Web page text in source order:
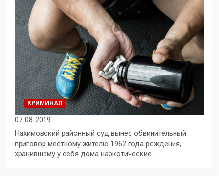
КРИМИНАЛ
07-08-2019
Нахимовский районный суд вынес обвинительный
приговор местному жителю 1962 года рождения,
хранившему у себя дома наркотические…